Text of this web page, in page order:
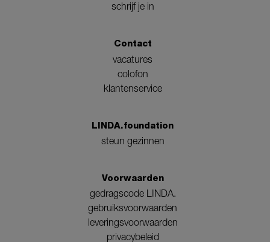
schrijf je in
Contact
vacatures
colofon
klantenservice
LINDA.foundation
steun gezinnen
Voorwaarden
gedragscode LINDA.
gebruiksvoorwaarden
leveringsvoorwaarden
privacybeleid